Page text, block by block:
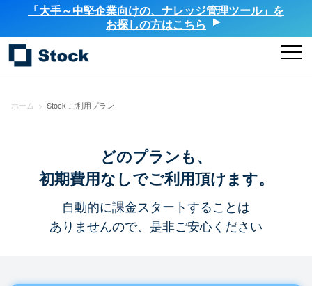
「大手～中堅企業向けの、ナレッジ管理ツール」を
お探しの方はこちら
ホーム > Stock ご利用プラン
どのプランも、
初期費用なしでご利用頂けます。
自動的に課金スタートすることは
ありませんので、是非ご安心ください